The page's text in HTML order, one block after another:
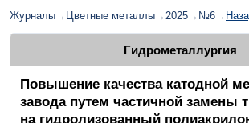
Журналы→ Цветные металлы→2025→ №6→
Гидрометаллургия
Повышение качества катодной
завода путем частичной замены
на гидролизованный